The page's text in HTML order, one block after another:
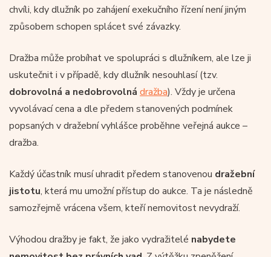
chvíli, kdy dlužník po zahájení exekučního řízení není jiným
způsobem schopen splácet své závazky.
Dražba může probíhat ve spolupráci s dlužníkem, ale lze ji
uskutečnit i v případě, kdy dlužník nesouhlasí (tzv.
dobrovolná a nedobrovolná dražba). Vždy je určena
vyvolávací cena a dle předem stanovených podmínek
popsaných v dražební vyhlášce proběhne veřejná aukce –
dražba.
Každý účastník musí uhradit předem stanovenou dražební
jistotu, která mu umožní přístup do aukce. Ta je následně
samozřejmě vrácena všem, kteří nemovitost nevydraží.
Výhodou dražby je fakt, že jako vydražitelé nabydete